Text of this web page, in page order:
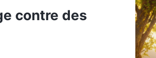
contre des